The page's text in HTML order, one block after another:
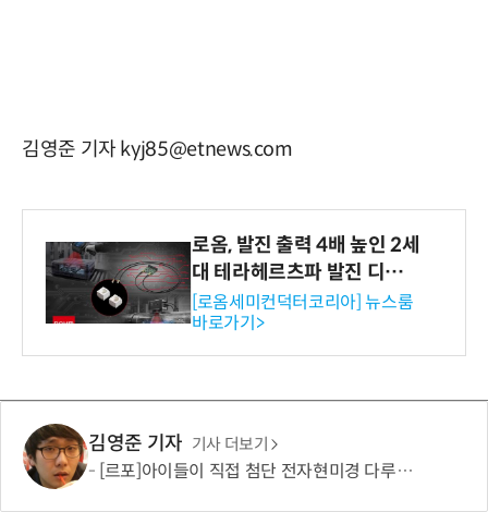
김영준 기자 kyj85@etnews.com
로옴, 발진 출력 4배 높인 2세
대 테라헤르츠파 발진 디바이
스 개발
[로옴세미컨덕터코리아] 뉴스룸
바로가기>
김영준 기자 기사 더보기
[르포]아이들이 직접 첨단 전자현미경 다루며 과학원리 체득...과학체험 제공 '주니어닥터' 현장